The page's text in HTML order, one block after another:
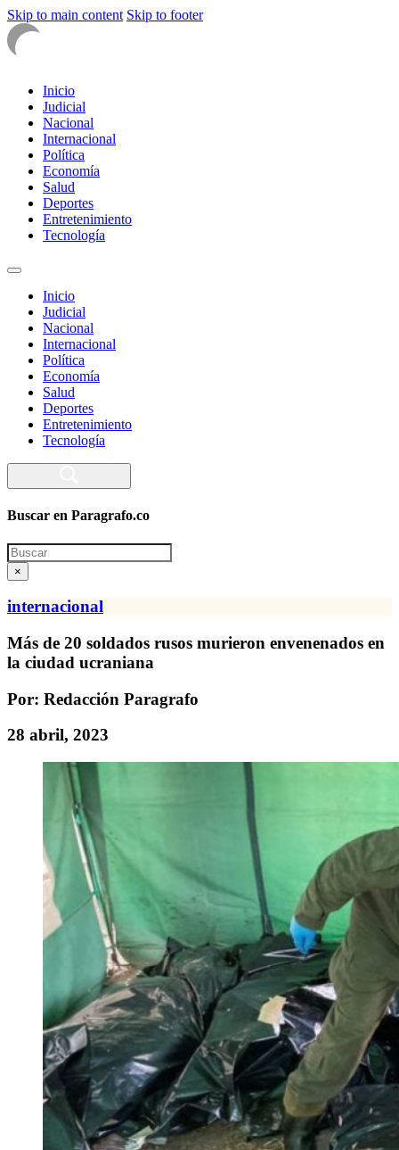
Skip to main content Skip to footer
Inicio
Judicial
Nacional
Internacional
Política
Economía
Salud
Deportes
Entretenimiento
Tecnología
Inicio
Judicial
Nacional
Internacional
Política
Economía
Salud
Deportes
Entretenimiento
Tecnología
Buscar en Paragrafo.co
Search
×
internacional
Más de 20 soldados rusos murieron envenenados en
la ciudad ucraniana
Por: Redacción Paragrafo
28 abril, 2023